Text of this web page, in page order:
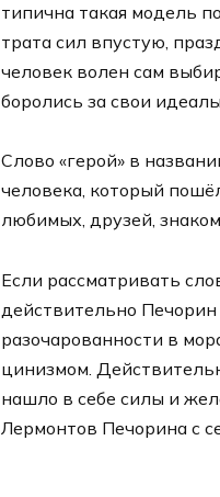
типична такая модель
трата сил впустую,
человек волен сам
боролись за свои
Слово «герой» в
человека, который
любимых, друзей,
Если рассматривать
действительно Печорин
разочарованности в
цинизмом.
нашло в себе силы и
Лермонтов Печорина с